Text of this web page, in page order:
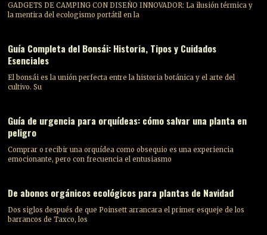
GADGETS DE CAMPING CON DISEÑO INNOVADOR: La ilusión térmica y
la mentira del ecologismo portátil en la
Guía Completa del Bonsái: Historia, Tipos y Cuidados
Esenciales
El bonsái es la unión perfecta entre la historia botánica y el arte del
cultivo. Su
Guía de urgencia para orquídeas: cómo salvar una planta en
peligro
Comprar o recibir una orquídea como obsequio es una experiencia
emocionante, pero con frecuencia el entusiasmo
De abonos orgánicos ecológicos para plantas de Navidad
Dos siglos después de que Poinsett arrancara el primer esqueje de los
barrancos de Taxco, los